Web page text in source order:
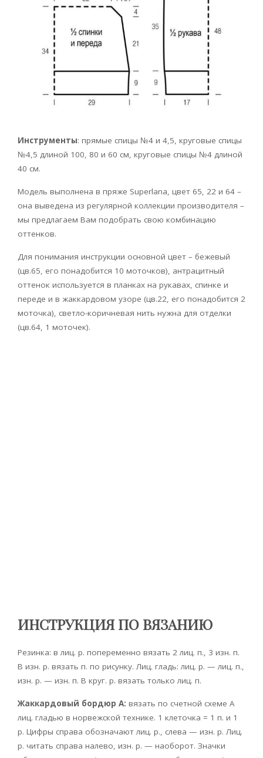
Инструменты: прямые спицы №4 и 4,5, круговые спицы
№4,5 длиной 100, 80 и 60 см, круговые спицы №4 длиной
40 см.
Модель выполнена в пряже Superlana, цвет 65, 22 и 64 –
она выведена из регулярной коллекции производителя –
мы предлагаем Вам подобрать свою комбинацию
оттенков.
Для понимания инструкции основной цвет – бежевый
(цв.65, его понадобится 10 моточков), антрацитный
оттенок используется в планках на рукавах, спинке и
переде и в жаккардовом узоре (цв.22, его понадобится 2
моточка), светло-коричневая нить нужна для отделки
(цв.64, 1 моточек).
ИНСТРУКЦИЯ ПО ВЯЗАНИЮ
Резинка: в лиц. р. попеременно вязать 2 лиц. п., 3 изн. п.
В изн. р. вязать п. по рисунку. Лиц. гладь: лиц. р. — лиц. п.,
изн. р. — изн. п. В круг. р. вязать только лиц. п.
Жаккардовый бордюр А: вязать по счетной схеме А
лиц. гладью в норвежской технике. 1 клеточка = 1 п. и 1
р. Цифры справа обозначают лиц. р., слева — изн. р. Лиц.
р. читать справа налево, изн. р. — наоборот. Значки